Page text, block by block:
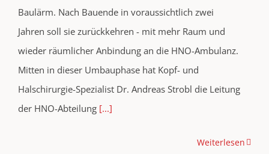
Baulärm. Nach Bauende in voraussichtlich zwei
Jahren soll sie zurückkehren - mit mehr Raum und
wieder räumlicher Anbindung an die HNO-Ambulanz.
Mitten in dieser Umbauphase hat Kopf- und
Halschirurgie-Spezialist Dr. Andreas Strobl die Leitung
der HNO-Abteilung[...]
Weiterlesen